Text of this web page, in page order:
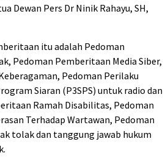
Dewan Pers Dr Ninik Rahayu, SH,
itu adalah Pedoman
Pedoman Pemberitaan Media Siber,
Pedoman Perilaku
Siaran (P3SPS) untuk radio dan
Ramah Disabilitas, Pedoman
Terhadap Wartawan, Pedoman
tolak dan tanggung jawab hukum